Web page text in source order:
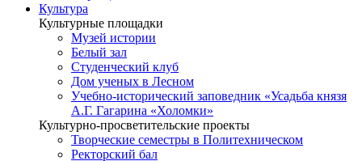
Культура
Культурные площадки
Музей истории
Белый зал
Студенческий клуб
Дом ученых в Лесном
Учебно-исторический заповедник «Усадьба князя
А.Г. Гагарина «Холомки»
Культурно-просветительские проекты
Творческие семестры в Политехническом
Ректорский бал